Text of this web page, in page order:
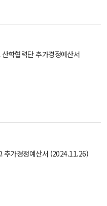
학협력단 추가경정예산서
추가경정예산서 (2024.11.26)